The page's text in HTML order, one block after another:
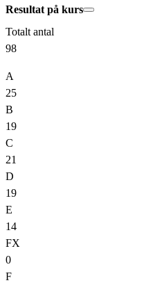
Resultat på kurs
Totalt antal
98
A
25
B
19
C
21
D
19
E
14
FX
0
F